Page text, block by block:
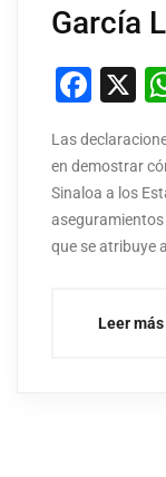
García
X
Las
en demostrar
Sinaloa a los
aseguramientos
que se atribuye
Leer más